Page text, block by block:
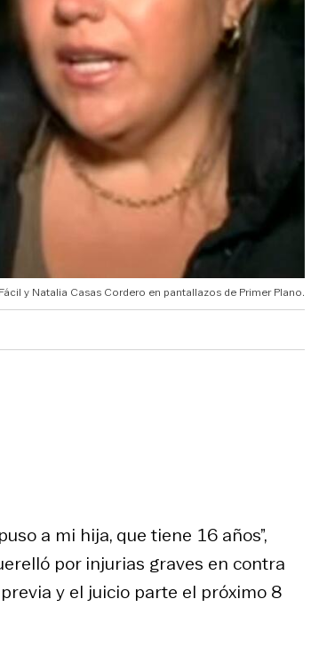
y Natalia Casas Cordero en pantallazos de Primer Plano.
a mi hija, que tiene 16 años”,
por injurias graves en contra
y el juicio parte el próximo 8